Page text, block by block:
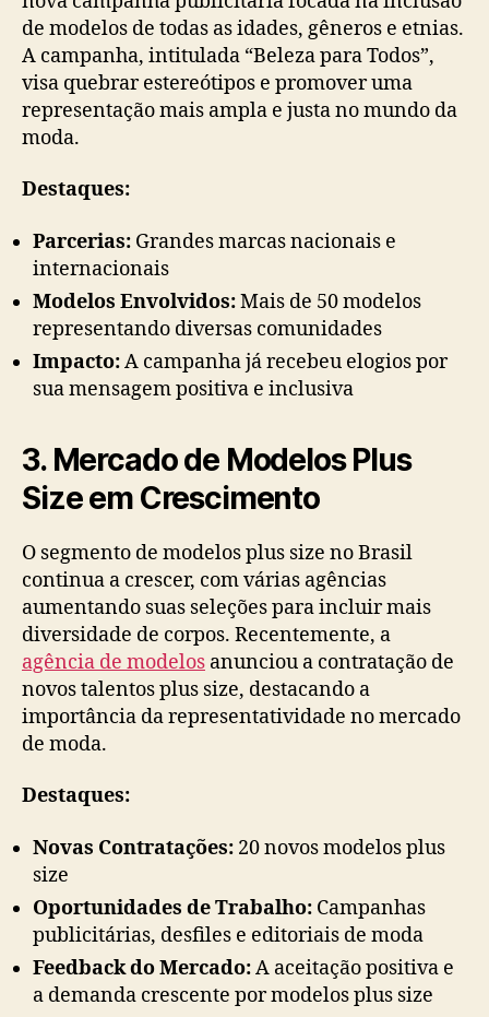
de modelos de todas as idades, gêneros e etnias.
A campanha, intitulada “Beleza para Todos”,
visa quebrar estereótipos e promover uma
representação mais ampla e justa no mundo da
moda.
Destaques:
Parcerias: Grandes marcas nacionais e
internacionais
Modelos Envolvidos:Mais de 50 modelos
representando diversas comunidades
Impacto:A campanha já recebeu elogios por
sua mensagem positiva e inclusiva
3. Mercado de Modelos Plus
Size em Crescimento
O segmento de modelos plus size no Brasil
continua a crescer, com várias agências
aumentando suas seleções para incluir mais
diversidade de corpos. Recentemente, a
agência de modelos anunciou a contratação de
novos talentos plus size, destacando a
importância da representatividade no mercado
de moda.
Destaques:
Novas Contratações: 20 novos modelos plus
size
Oportunidades de Trabalho: Campanhas
publicitárias, desfiles e editoriais de moda
Feedback do Mercado:A aceitação positiva e
a demanda crescente por modelos plus size